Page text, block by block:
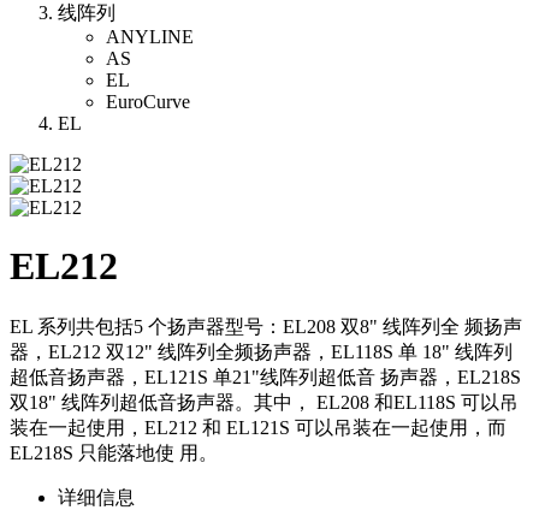
线阵列
ANYLINE
AS
EL
EuroCurve
EL
EL212
EL 系列共包括5 个扬声器型号：EL208 双8" 线阵列全 频扬声
器，EL212 双12" 线阵列全频扬声器，EL118S 单 18" 线阵列
超低音扬声器，EL121S 单21"线阵列超低音 扬声器，EL218S
双18" 线阵列超低音扬声器。其中， EL208 和EL118S 可以吊
装在一起使用，EL212 和 EL121S 可以吊装在一起使用，而
EL218S 只能落地使 用。
详细信息